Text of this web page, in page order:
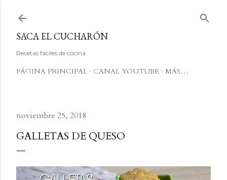
SACA EL CUCHARÓN
Recetas fáciles de cocina
PÁGINA PRINCIPAL CANAL YOUTUBE MÁS…
noviembre 25, 2018
GALLETAS DE QUESO